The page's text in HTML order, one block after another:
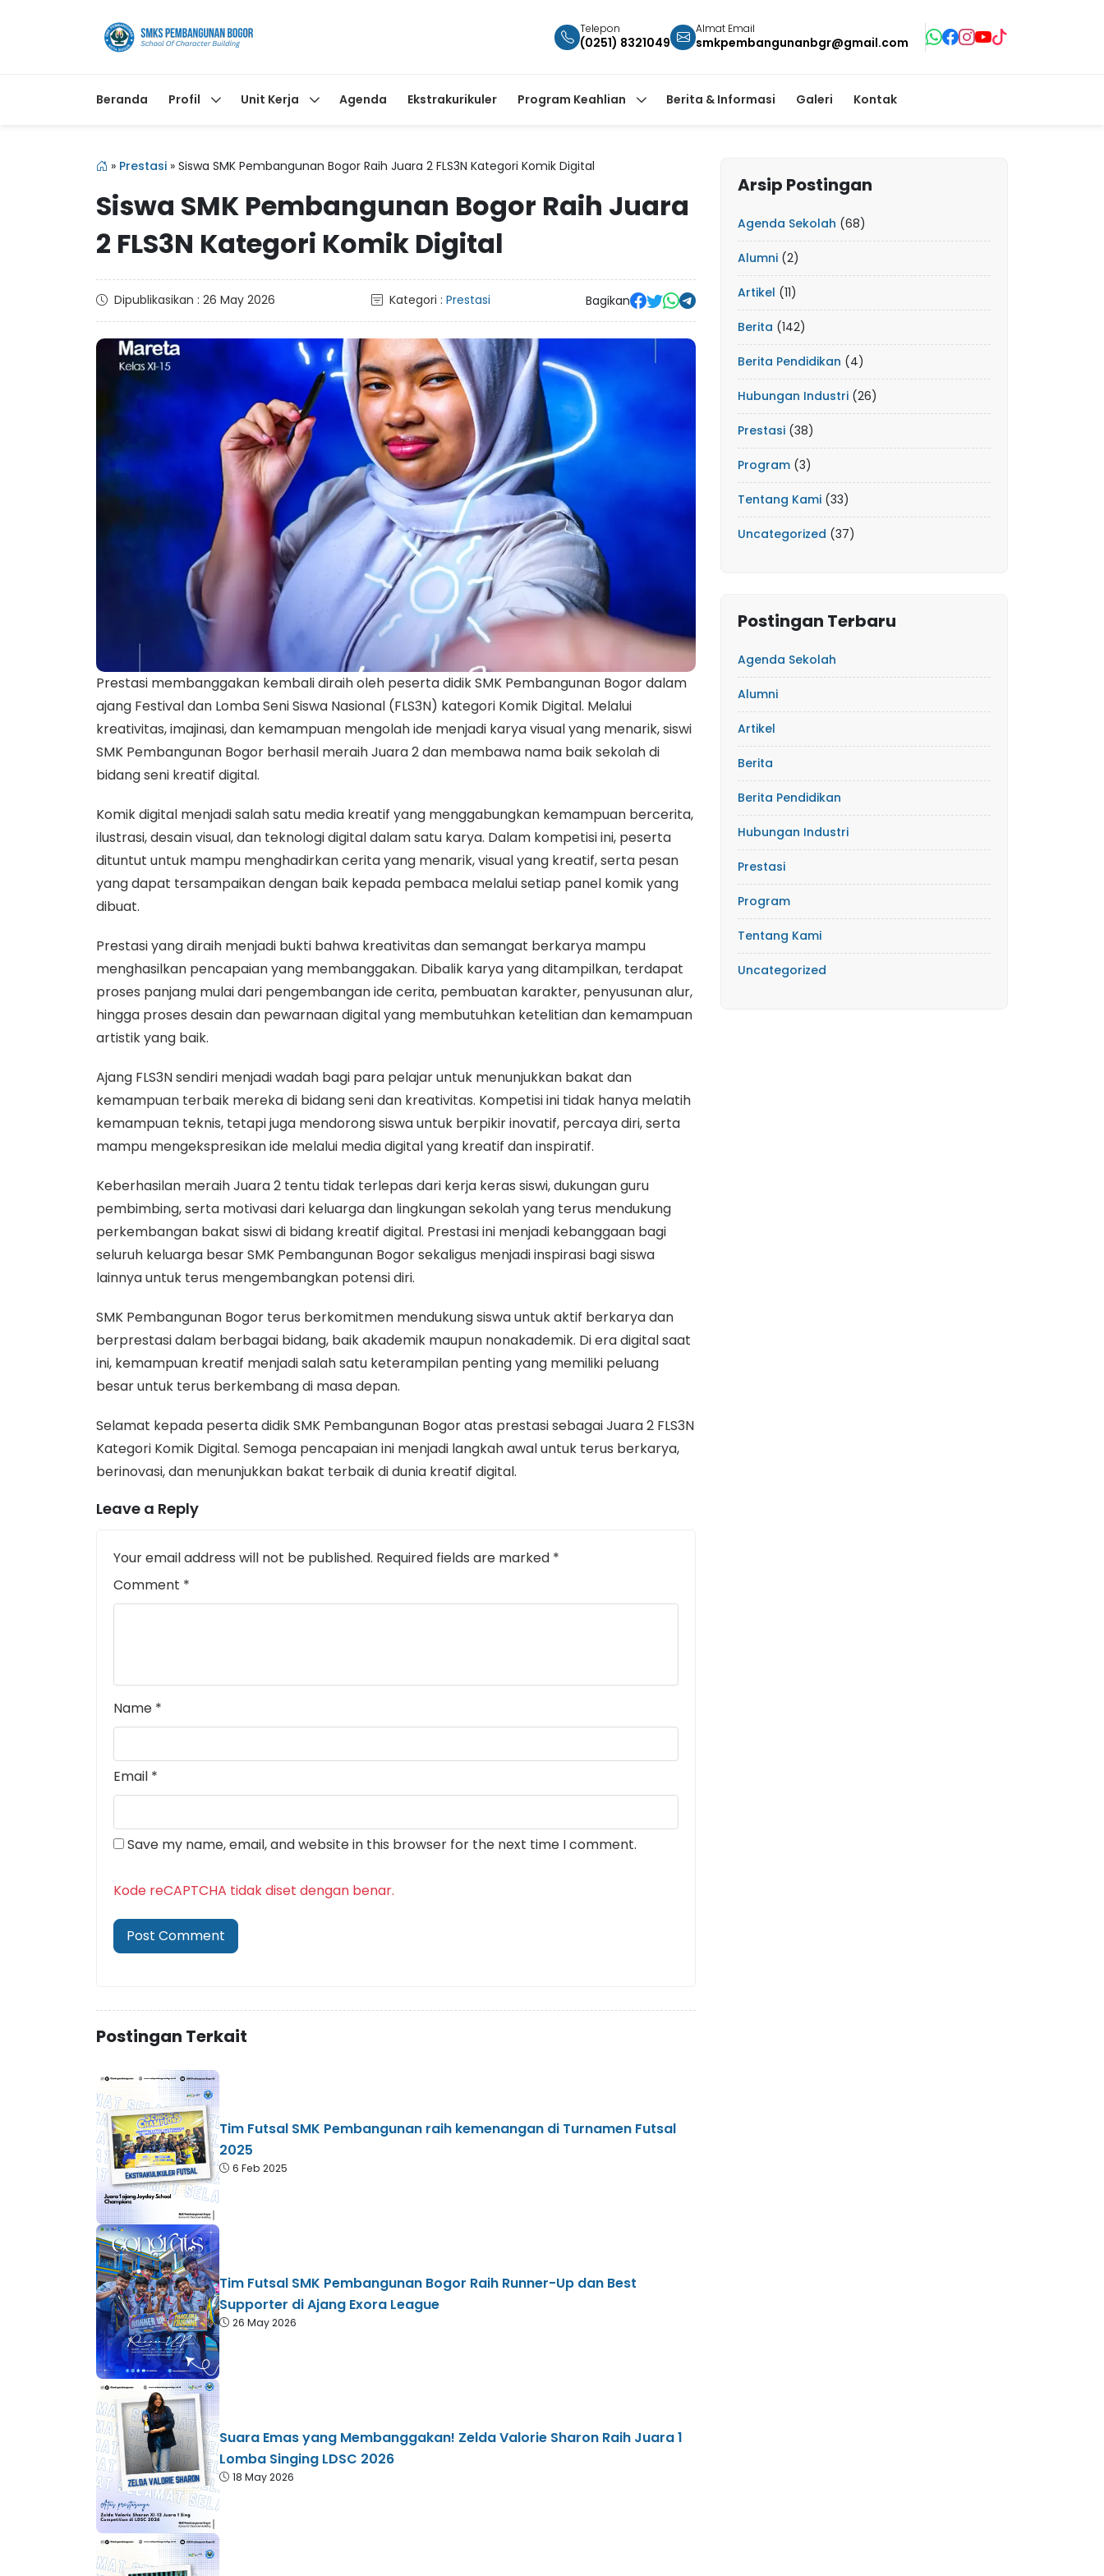
Telepon
(0251) 8321049
Almat Email
smkpembangunanbgr@gmail.com
Beranda Profil Unit Kerja Agenda Ekstrakurikuler Program Keahlian Berita & Informasi Galeri Kontak
» Prestasi » Siswa SMK Pembangunan Bogor Raih Juara 2 FLS3N Kategori Komik Digital
Siswa SMK Pembangunan Bogor Raih Juara
2 FLS3N Kategori Komik Digital
Dipublikasikan : 26 May 2026 Kategori : Prestasi Bagikan
Prestasi membanggakan kembali diraih oleh peserta didik SMK Pembangunan Bogor dalam
ajang Festival dan Lomba Seni Siswa Nasional (FLS3N) kategori Komik Digital. Melalui
kreativitas, imajinasi, dan kemampuan mengolah ide menjadi karya visual yang menarik, siswi
SMK Pembangunan Bogor berhasil meraih Juara 2 dan membawa nama baik sekolah di
bidang seni kreatif digital.
Komik digital menjadi salah satu media kreatif yang menggabungkan kemampuan bercerita,
ilustrasi, desain visual, dan teknologi digital dalam satu karya. Dalam kompetisi ini, peserta
dituntut untuk mampu menghadirkan cerita yang menarik, visual yang kreatif, serta pesan
yang dapat tersampaikan dengan baik kepada pembaca melalui setiap panel komik yang
dibuat.
Prestasi yang diraih menjadi bukti bahwa kreativitas dan semangat berkarya mampu
menghasilkan pencapaian yang membanggakan. Dibalik karya yang ditampilkan, terdapat
proses panjang mulai dari pengembangan ide cerita, pembuatan karakter, penyusunan alur,
hingga proses desain dan pewarnaan digital yang membutuhkan ketelitian dan kemampuan
artistik yang baik.
Ajang FLS3N sendiri menjadi wadah bagi para pelajar untuk menunjukkan bakat dan
kemampuan terbaik mereka di bidang seni dan kreativitas. Kompetisi ini tidak hanya melatih
kemampuan teknis, tetapi juga mendorong siswa untuk berpikir inovatif, percaya diri, serta
mampu mengekspresikan ide melalui media digital yang kreatif dan inspiratif.
Keberhasilan meraih Juara 2 tentu tidak terlepas dari kerja keras siswi, dukungan guru
pembimbing, serta motivasi dari keluarga dan lingkungan sekolah yang terus mendukung
perkembangan bakat siswi di bidang kreatif digital. Prestasi ini menjadi kebanggaan bagi
seluruh keluarga besar SMK Pembangunan Bogor sekaligus menjadi inspirasi bagi siswa
lainnya untuk terus mengembangkan potensi diri.
SMK Pembangunan Bogor terus berkomitmen mendukung siswa untuk aktif berkarya dan
berprestasi dalam berbagai bidang, baik akademik maupun nonakademik. Di era digital saat
ini, kemampuan kreatif menjadi salah satu keterampilan penting yang memiliki peluang
besar untuk terus berkembang di masa depan.
Selamat kepada peserta didik SMK Pembangunan Bogor atas prestasi sebagai Juara 2 FLS3N
Kategori Komik Digital. Semoga pencapaian ini menjadi langkah awal untuk terus berkarya,
berinovasi, dan menunjukkan bakat terbaik di dunia kreatif digital.
Leave a Reply
Your email address will not be published. Required fields are marked *
Comment *
Name *
Email *
Save my name, email, and website in this browser for the next time I comment.
Kode reCAPTCHA tidak diset dengan benar.
Postingan Terkait
Tim Futsal SMK Pembangunan raih kemenangan di Turnamen Futsal
2025
6 Feb 2025
Tim Futsal SMK Pembangunan Bogor Raih Runner-Up dan Best
Supporter di Ajang Exora League
26 May 2026
Suara Emas yang Membanggakan! Zelda Valorie Sharon Raih Juara 1
Lomba Singing LDSC 2026
18 May 2026
Arsip Postingan
Agenda Sekolah (68)
Alumni (2)
Artikel (11)
Berita (142)
Berita Pendidikan (4)
Hubungan Industri (26)
Prestasi (38)
Program (3)
Tentang Kami (33)
Uncategorized (37)
Postingan Terbaru
Agenda Sekolah
Alumni
Artikel
Berita
Berita Pendidikan
Hubungan Industri
Prestasi
Program
Tentang Kami
Uncategorized